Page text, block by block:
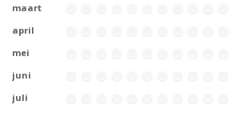
maart
april
mei
juni
juli